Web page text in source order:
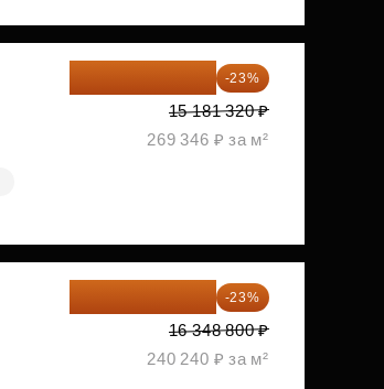
-23%
15 181 320 ₽
269 346 ₽ за м²
-23%
16 348 800 ₽
240 240 ₽ за м²